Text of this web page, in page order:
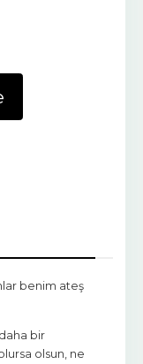
benim ateş
bir
olsun, ne